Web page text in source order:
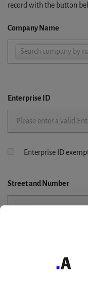
record with the button
Company Name
Search company by
Company
Enterprise ID
Enterprise ID
Streetand Number